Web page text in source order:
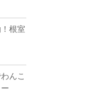
根室
んこ